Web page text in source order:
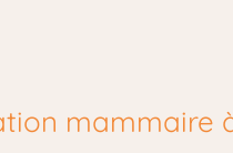
mammaire